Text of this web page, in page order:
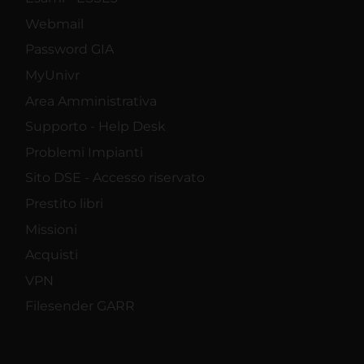
Webmail
Password GIA
MyUnivr
Area Amministrativa
Supporto - Help Desk
Problemi Impianti
Sito DSE - Accesso riservato
Prestito libri
Missioni
Acquisti
VPN
Filesender GARR